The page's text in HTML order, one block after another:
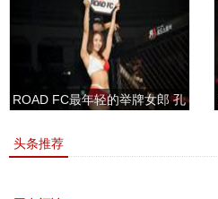
ROAD FC最年轻的举牌女郎 孔
头条推荐